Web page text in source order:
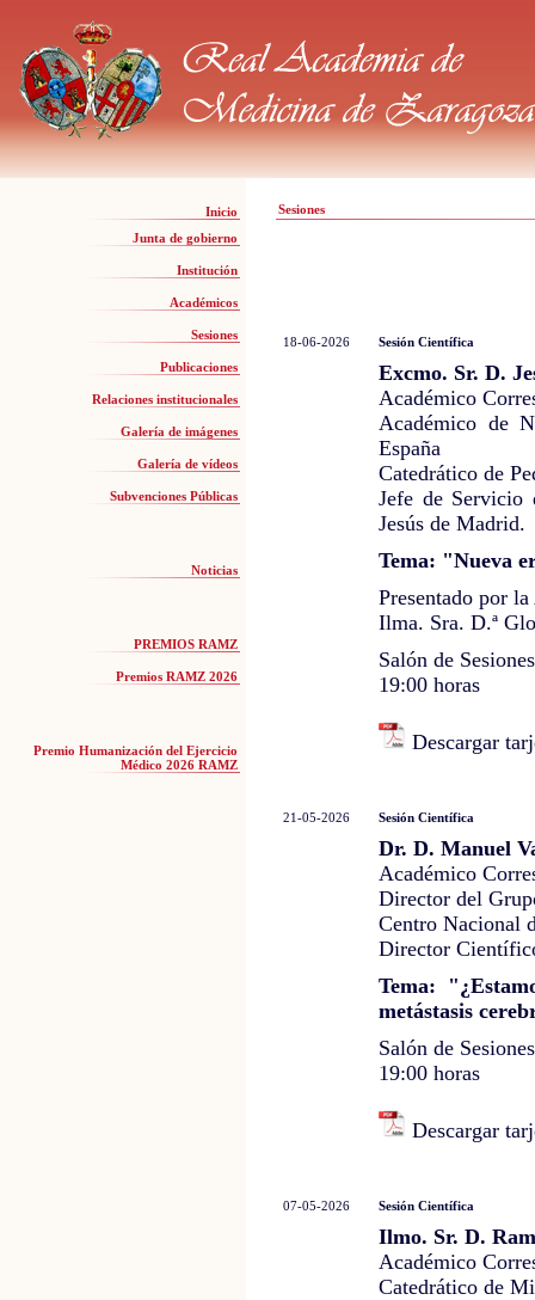
Inicio
Junta de gobierno
Institución
Académicos
Sesiones
Publicaciones
Relaciones institucionales
Galería de imágenes
Galería de vídeos
Subvenciones Públicas
Noticias
PREMIOS RAMZ
Premios RAMZ 2026
Premio Humanización del Ejercicio
Médico 2026 RAMZ
Sesiones
18-06-2026 Sesión Científica
Excmo. Sr. D.
Académico
Académico de
España
Catedrático de
Jefe de
Jesús de Madrid.
Tema: "Nueva
Presentado por
Ilma. Sra. D.ª
Salón de
19:00 horas
Descargar
21-05-2026 Sesión Científica
Dr. D. Manuel
Académico
Director del
Centro Nacional
Director
Tema:
metástasis
Salón de
19:00 horas
Descargar
07-05-2026 Sesión Científica
Ilmo. Sr. D.
Académico
Catedrático de